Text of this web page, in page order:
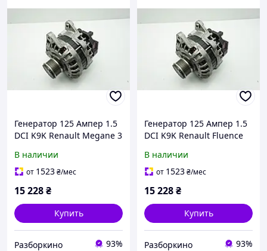
Генератор 125 Ампер 1.5
DCI K9K Renault Megane 3
Оригинал 231002949R
В наличии
от 1523₴/мес
15 228₴
Купить
Разборкино 93%
Генератор 125 Ампер 1.5
DCI K9K Renault Fluence
Оригинал 231002949R
В наличии
от 1523₴/мес
15 228₴
Купить
Разборкино 93%